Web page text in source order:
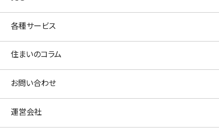
各種サービス
住まいのコラム
お問い合わせ
運営会社